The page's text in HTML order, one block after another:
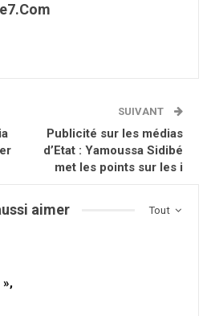
SUIVANT
Publicité sur les médias
d’Etat : Yamoussa Sidibé
met les points sur les i
Tout
aimer
»,